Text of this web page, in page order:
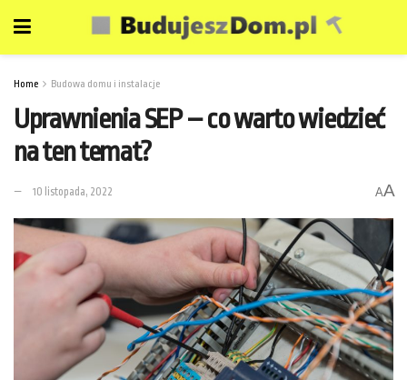
Home Budowa domu i instalacje
Uprawnienia SEP – co warto wiedzieć
na ten temat?
10 listopada, 2022 AA